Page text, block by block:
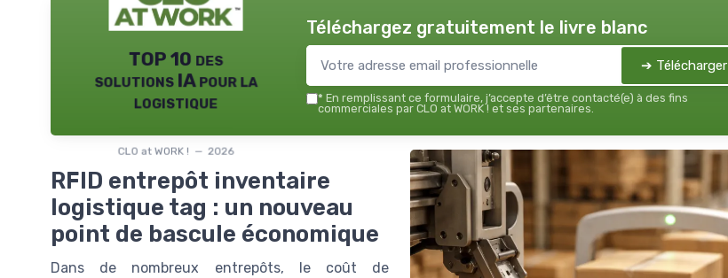
TOP 10 des
solutions IA pour la
logistique
CLO at WORK ! — 2026
Téléchargez gratuitement le livre blanc
➔ Télécharger
* En remplissant ce formulaire, j’accepte d’être contacté(e) à des fins
commerciales par CLO at WORK ! et ses partenaires.
RFID entrepôt inventaire
logistique tag : un nouveau
point de bascule économique
Dans de nombreux entrepôts, le coût de